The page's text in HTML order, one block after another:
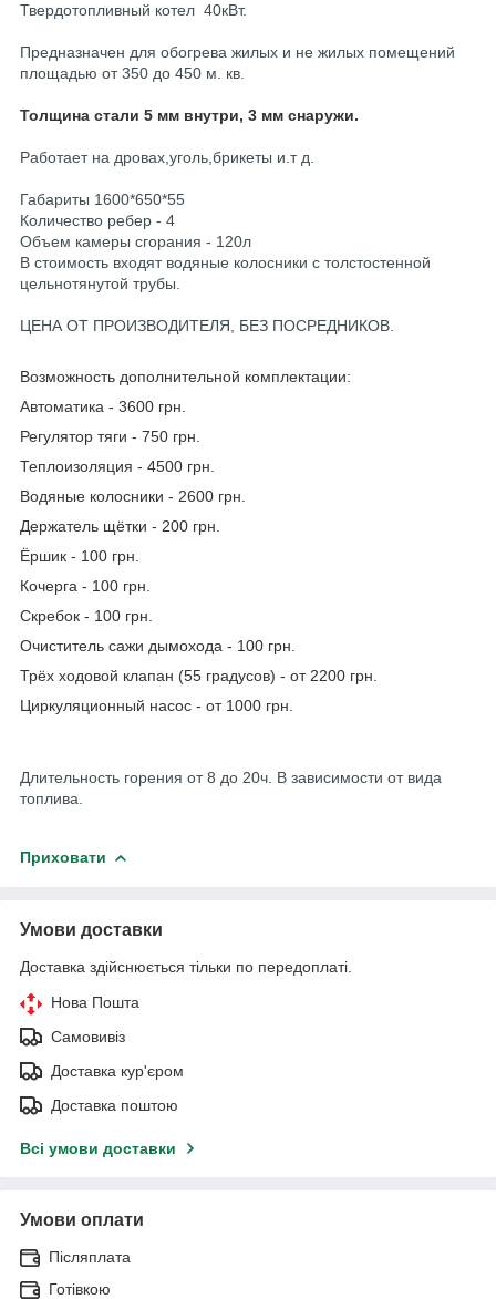
Твердотопливный котел 40кВт.
Предназначен для обогрева жилых и не жилых помещений
площадью от 350 до 450 м. кв.
Толщина стали 5 мм внутри, 3 мм снаружи.
Работает на дровах,уголь,брикеты и.т д.
Габариты 1600*650*55
Количество ребер - 4
Объем камеры сгорания - 120л
В стоимость входят водяные колосники с толстостенной
цельнотянутой трубы.
ЦЕНА ОТ ПРОИЗВОДИТЕЛЯ, БЕЗ ПОСРЕДНИКОВ.
Возможность дополнительной комплектации:
Автоматика - 3600 грн.
Регулятор тяги - 750 грн.
Теплоизоляция - 4500 грн.
Водяные колосники - 2600 грн.
Держатель щётки - 200 грн.
Ёршик - 100 грн.
Кочерга - 100 грн.
Скребок - 100 грн.
Очиститель сажи дымохода - 100 грн.
Трёх ходовой клапан (55 градусов) - от 2200 грн.
Циркуляционный насос - от 1000 грн.
Длительность горения от 8 до 20ч. В зависимости от вида
топлива.
Приховати
Умови доставки
Доставка здійснюється тільки по передоплаті.
Нова Пошта
Самовивіз
Доставка кур'єром
Доставка поштою
Всі умови доставки
Умови оплати
Післяплата
Готівкою